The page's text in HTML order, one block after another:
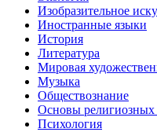
Изобразительное
Иностранные языки
История
Литература
Мировая
Музыка
Обществознание
Основы религиозных
Психология